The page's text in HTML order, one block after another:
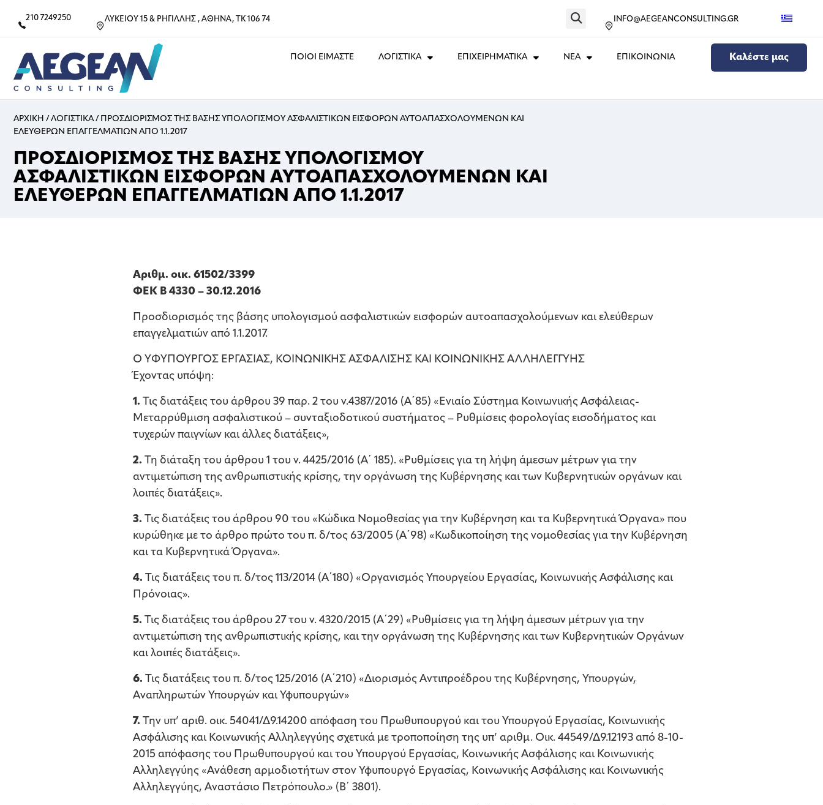
210 7249250 ΛΥΚΕΙΟΥ 15 & ΡΗΓΙΛΛΗΣ , ΑΘΗΝΑ, ΤΚ 106 74 INFO@AEGEANCONSULTING.GR
ΠΟΙΟΙ ΕΙΜΑΣΤΕ ΛΟΓΙΣΤΙΚΑ ΕΠΙΧΕΙΡΗΜΑΤΙΚΑ ΝΕΑ ΕΠΙΚΟΙΝΩΝΙΑ Καλέστε μας
ΑΡΧΙΚΗ / ΛΟΓΙΣΤΙΚΑ/ ΠΡΟΣΔΙΟΡΙΣΜΟΣ ΤΗΣ ΒΑΣΗΣ ΥΠΟΛΟΓΙΣΜΟΥ ΑΣΦΑΛΙΣΤΙΚΩΝ ΕΙΣΦΟΡΩΝ ΑΥΤΟΑΠΑΣΧΟΛΟΥΜΕΝΩΝ ΚΑΙ
ΕΛΕΥΘΕΡΩΝ ΕΠΑΓΓΕΛΜΑΤΙΩΝ ΑΠΟ 1.1.2017
ΠΡΟΣΔΙΟΡΙΣΜΟΣ ΤΗΣ ΒΑΣΗΣ ΥΠΟΛΟΓΙΣΜΟΥ
ΑΣΦΑΛΙΣΤΙΚΩΝ ΕΙΣΦΟΡΩΝ ΑΥΤΟΑΠΑΣΧΟΛΟΥΜΕΝΩΝ ΚΑΙ
ΕΛΕΥΘΕΡΩΝ ΕΠΑΓΓΕΛΜΑΤΙΩΝ ΑΠΟ 1.1.2017
Αριθμ. οικ. 61502/3399
ΦΕΚ B 4330 – 30.12.2016
Προσδιορισμός της βάσης υπολογισμού ασφαλιστικών εισφορών αυτοαπασχολούμενων και ελεύθερων
επαγγελματιών από 1.1.2017.
Ο ΥΦΥΠΟΥΡΓΟΣ ΕΡΓΑΣΙΑΣ, ΚΟΙΝΩΝΙΚΗΣ ΑΣΦΑΛΙΣΗΣ ΚΑΙ ΚΟΙΝΩΝΙΚΗΣ ΑΛΛΗΛΕΓΓΥΗΣ
Έχοντας υπόψη:
1. Τις διατάξεις του άρθρου 39 παρ. 2 του ν.4387/2016 (Α΄85) «Ενιαίο Σύστημα Κοινωνικής Ασφάλειας-
Μεταρρύθμιση ασφαλιστικού – συνταξιοδοτικού συστήματος – Ρυθμίσεις φορολογίας εισοδήματος και
τυχερών παιγνίων και άλλες διατάξεις»,
2. Τη διάταξη του άρθρου 1 του ν. 4425/2016 (Α΄ 185). «Ρυθμίσεις για τη λήψη άμεσων μέτρων για την
αντιμετώπιση της ανθρωπιστικής κρίσης, την οργάνωση της Κυβέρνησης και των Κυβερνητικών οργάνων και
λοιπές διατάξεις».
3. Τις διατάξεις του άρθρου 90 του «Κώδικα Νομοθεσίας για την Κυβέρνηση και τα Κυβερνητικά Όργανα» που
κυρώθηκε με το άρθρο πρώτο του π. δ/τος 63/2005 (Α΄98) «Κωδικοποίηση της νομοθεσίας για την Κυβέρνηση
και τα Κυβερνητικά Όργανα».
4. Τις διατάξεις του π. δ/τος 113/2014 (Α΄180) «Οργανισμός Υπουργείου Εργασίας, Κοινωνικής Ασφάλισης και
Πρόνοιας».
5. Τις διατάξεις του άρθρου 27 του ν. 4320/2015 (Α΄29) «Ρυθμίσεις για τη λήψη άμεσων μέτρων για την
αντιμετώπιση της ανθρωπιστικής κρίσης, και την οργάνωση της Κυβέρνησης και των Κυβερνητικών Οργάνων
και λοιπές διατάξεις».
6. Τις διατάξεις του π. δ/τος 125/2016 (Α΄210) «Διορισμός Αντιπροέδρου της Κυβέρνησης, Υπουργών,
Αναπληρωτών Υπουργών και Υφυπουργών»
7. Την υπ’ αριθ. οικ. 54041/Δ9.14200 απόφαση του Πρωθυπουργού και του Υπουργού Εργασίας, Κοινωνικής
Ασφάλισης και Κοινωνικής Αλληλεγγύης σχετικά με τροποποίηση της υπ’ αριθμ. Οικ. 44549/Δ9.12193 από 8-10-
2015 απόφασης του Πρωθυπουργού και του Υπουργού Εργασίας, Κοινωνικής Ασφάλισης και Κοινωνικής
Αλληλεγγύης «Ανάθεση αρμοδιοτήτων στον Υφυπουργό Εργασίας, Κοινωνικής Ασφάλισης και Κοινωνικής
Αλληλεγγύης, Αναστάσιο Πετρόπουλο.» (Β΄ 3801).